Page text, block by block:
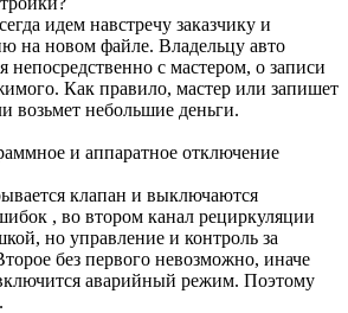
идем навстречу заказчику и
на новом файле. Владельцу авто
непосредственно с мастером, о записи
Как правило, мастер или запишет
возьмет небольшие деньги.
и аппаратное отключение
клапан и выключаются
, во втором канал рециркуляции
но управление и контроль за
без первого невозможно, иначе
аварийный режим. Поэтому